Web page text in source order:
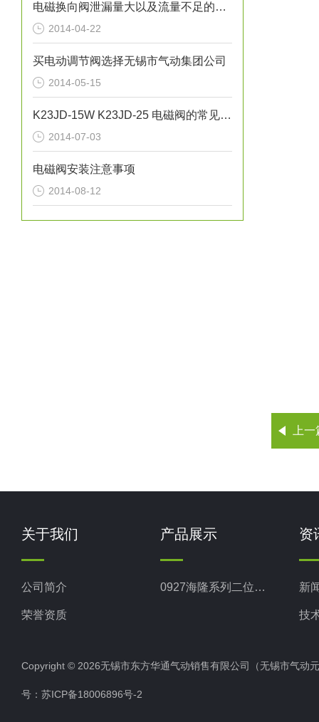
电磁换向阀泄漏量大以及流量不足的故障解决
2014-04-22
买电动调节阀选择无锡市气动集团公司
2014-05-15
K23JD-15W K23JD-25 电磁阀的常见故障及问题
2014-07-03
电磁阀安装注意事项
2014-08-12
上
关于我们
公司简介
荣誉资质
产品展示
0927海隆系列二位二通电磁阀
资
新
技
Copyright © 2026无锡市东方华通气动销售有限公司（无锡市气
号： 苏ICP备18006896号-2